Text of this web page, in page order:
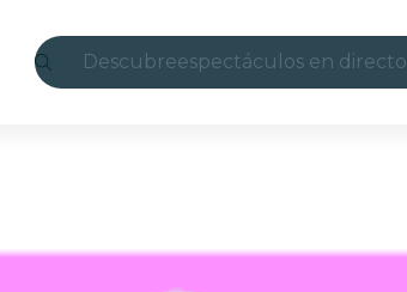
Descubreespectáculos en directo